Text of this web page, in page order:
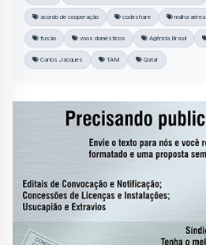
acordo de cooperação codeshare malha aérea
fusão voos domésticos Agência Brasil
Carlos Jacques TAM Qatar